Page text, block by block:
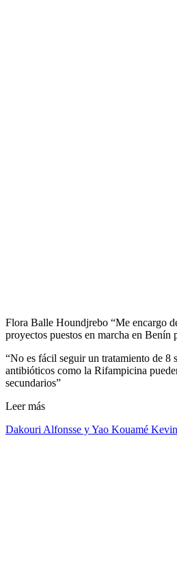
Flora Balle Houndjrebo “Me encargo
proyectos puestos en marcha en Benín
“No es fácil seguir un tratamiento de 8
antibióticos como la Rifampicina
secundarios”
Leer más
Dakouri Alfonsse y Yao Kouamé